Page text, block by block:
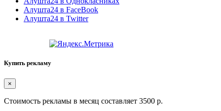
Алушта24 в FaceBook
Алушта24 в Twitter
Купить рекламу
×
Стоимость рекламы в месяц составляет 3500 р.